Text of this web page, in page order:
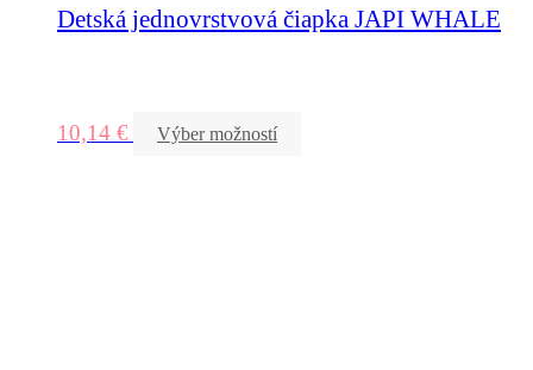
Detská jednovrstvová čiapka JAPI WHALE
10,14 € Výber možností